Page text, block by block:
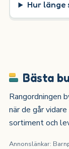
Hur länge
Bästa
Rangordningen
när de går
sortiment och
Annonslänkar: